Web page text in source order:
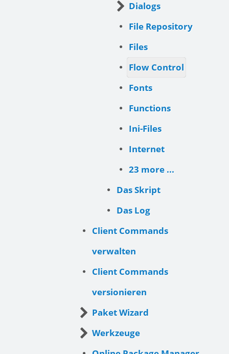
Dialogs
File Repository
Files
Flow Control
Fonts
Functions
Ini-Files
Internet
23 more ...
Das Skript
Das Log
Client Commands
verwalten
Client Commands
versionieren
Paket Wizard
Werkzeuge